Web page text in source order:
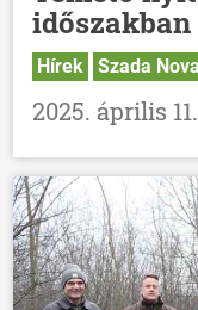
időszakban
Hírek Szada
2025. április 11.